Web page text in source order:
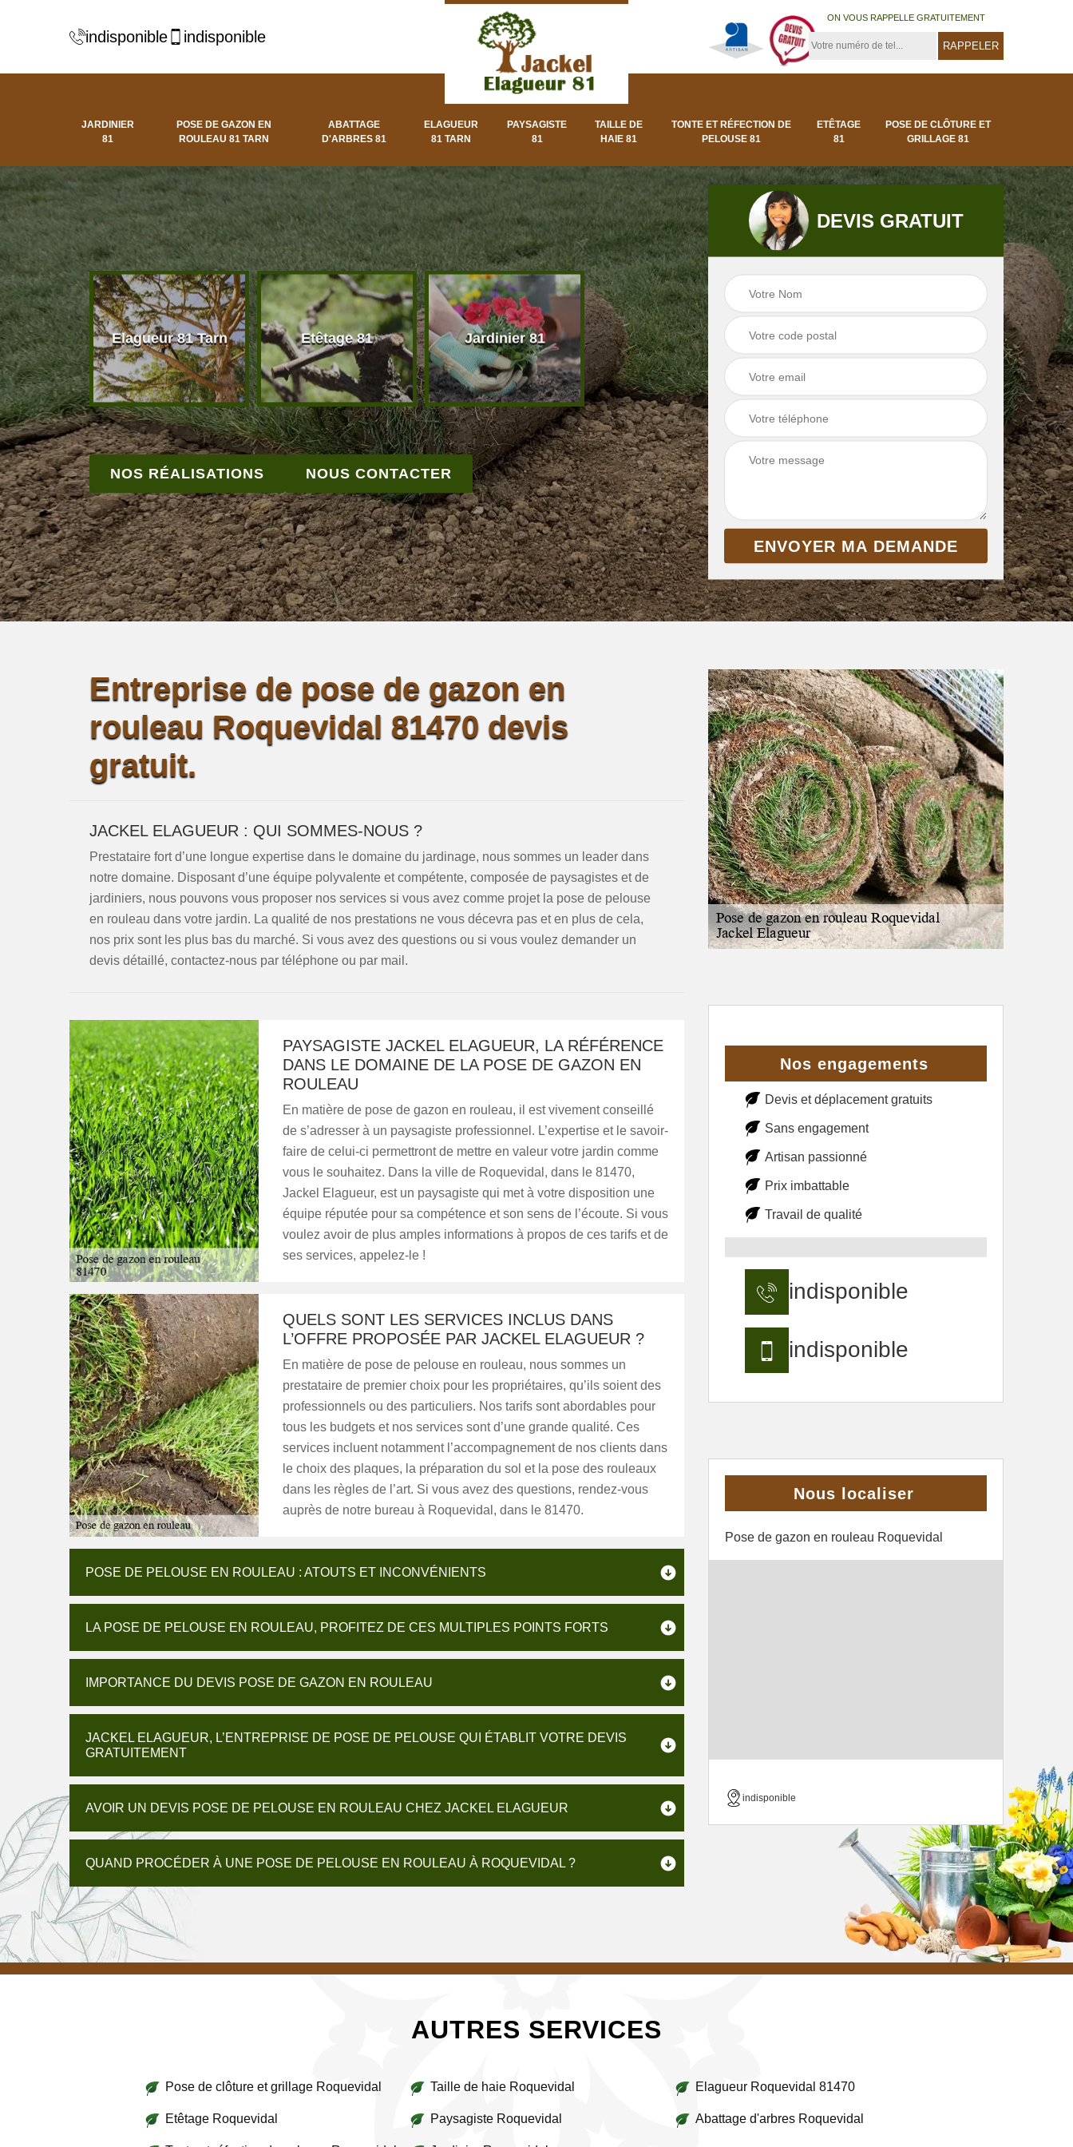
indisponible indisponible
ON VOUS RAPPELLE GRATUITEMENT
JARDINIER
81
POSE DE GAZON EN
ROULEAU 81 TARN
ABATTAGE
D'ARBRES 81
ELAGUEUR
81 TARN
PAYSAGISTE
81
TAILLE DE
HAIE 81
TONTE ET RÉFECTION DE
PELOUSE 81
ETÊTAGE
81
POSE DE CLÔTURE ET
GRILLAGE 81
d'arbres
Elagueur 81 Tarn Etêtage 81 Jardinier 81 Paysagiste 81
Pose de clôture et
grillage 81
Pose de gazon en
rouleau 81 Tarn
NOS RÉALISATIONS NOUS CONTACTER
DEVIS GRATUIT
Entreprise de pose de gazon en
rouleau Roquevidal 81470 devis
gratuit.
JACKEL ELAGUEUR : QUI SOMMES-NOUS ?
Prestataire fort d’une longue expertise dans le domaine du jardinage, nous sommes un leader dans
notre domaine. Disposant d’une équipe polyvalente et compétente, composée de paysagistes et de
jardiniers, nous pouvons vous proposer nos services si vous avez comme projet la pose de pelouse
en rouleau dans votre jardin. La qualité de nos prestations ne vous décevra pas et en plus de cela,
nos prix sont les plus bas du marché. Si vous avez des questions ou si vous voulez demander un
devis détaillé, contactez-nous par téléphone ou par mail.
PAYSAGISTE JACKEL ELAGUEUR, LA RÉFÉRENCE
DANS LE DOMAINE DE LA POSE DE GAZON EN
ROULEAU
En matière de pose de gazon en rouleau, il est vivement conseillé
de s’adresser à un paysagiste professionnel. L’expertise et le savoir-
faire de celui-ci permettront de mettre en valeur votre jardin comme
vous le souhaitez. Dans la ville de Roquevidal, dans le 81470,
Jackel Elagueur, est un paysagiste qui met à votre disposition une
équipe réputée pour sa compétence et son sens de l’écoute. Si vous
voulez avoir de plus amples informations à propos de ces tarifs et de
ses services, appelez-le !
QUELS SONT LES SERVICES INCLUS DANS
L’OFFRE PROPOSÉE PAR JACKEL ELAGUEUR ?
En matière de pose de pelouse en rouleau, nous sommes un
prestataire de premier choix pour les propriétaires, qu’ils soient des
professionnels ou des particuliers. Nos tarifs sont abordables pour
tous les budgets et nos services sont d’une grande qualité. Ces
services incluent notamment l’accompagnement de nos clients dans
le choix des plaques, la préparation du sol et la pose des rouleaux
dans les règles de l’art. Si vous avez des questions, rendez-vous
auprès de notre bureau à Roquevidal, dans le 81470.
POSE DE PELOUSE EN ROULEAU : ATOUTS ET INCONVÉNIENTS
LA POSE DE PELOUSE EN ROULEAU, PROFITEZ DE CES MULTIPLES POINTS FORTS
IMPORTANCE DU DEVIS POSE DE GAZON EN ROULEAU
JACKEL ELAGUEUR, L’ENTREPRISE DE POSE DE PELOUSE QUI ÉTABLIT VOTRE DEVIS
GRATUITEMENT
AVOIR UN DEVIS POSE DE PELOUSE EN ROULEAU CHEZ JACKEL ELAGUEUR
QUAND PROCÉDER À UNE POSE DE PELOUSE EN ROULEAU À ROQUEVIDAL ?
Nos engagements
Devis et déplacement gratuits
Sans engagement
Artisan passionné
Prix imbattable
Travail de qualité
indisponible
indisponible
Nous localiser
Pose de gazon en rouleau Roquevidal
indisponible
AUTRES SERVICES
Pose de clôture et grillage Roquevidal
Etêtage Roquevidal
Taille de haie Roquevidal
Paysagiste Roquevidal
Elagueur Roquevidal 81470
Abattage d'arbres Roquevidal